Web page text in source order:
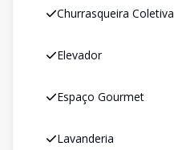
Churrasqueira Coletiva
Elevador
Espaço Gourmet
Lavanderia